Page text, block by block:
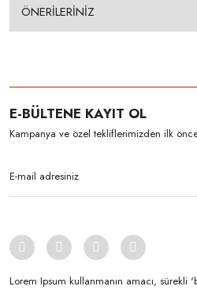
ÖNERİLERİNİZ
E-BÜLTENE KAYIT OL
Kampanya ve özel tekliflerimizden ilk
Lorem Ipsum kullanmanın amacı,